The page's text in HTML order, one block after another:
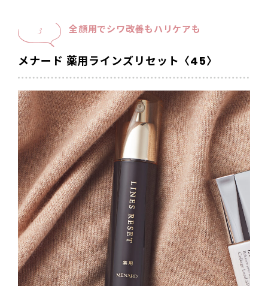
3 全顔用でシワ改善もハリケアも
メナード 薬用ラインズリセット〈45〉